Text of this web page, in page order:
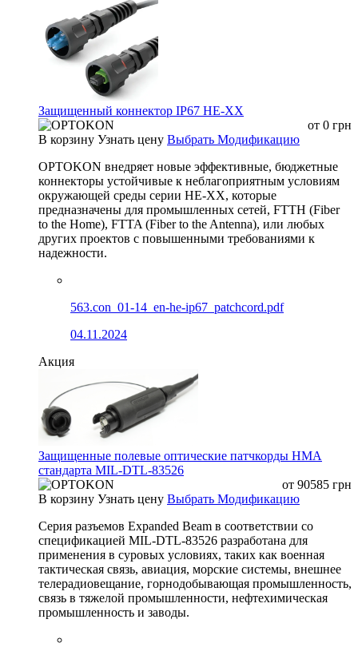
Защищенный коннектор IP67 HE-XX
от 0 грн
В корзину Узнать цену Выбрать Модификацию
OPTOKON внедряет новые эффективные, бюджетные
коннекторы устойчивые к неблагоприятным условиям
окружающей среды серии HE-XX, которые
предназначены для промышленных сетей, FTTH (Fiber
to the Home), FTTA (Fiber to the Antenna), или любых
других проектов с повышенными требованиями к
надежности.
563.con_01-14_en-he-ip67_patchcord.pdf
04.11.2024
Акция
Защищенные полевые оптические патчкорды HMA
стандарта MIL-DTL-83526
от 90585 грн
В корзину Узнать цену Выбрать Модификацию
Серия разъемов Expanded Beam в соответствии со
спецификацией MIL-DTL-83526 разработана для
применения в суровых условиях, таких как военная
тактическая связь, авиация, морские системы, внешнее
телерадиовещание, горнодобывающая промышленность,
связь в тяжелой промышленности, нефтехимическая
промышленность и заводы.